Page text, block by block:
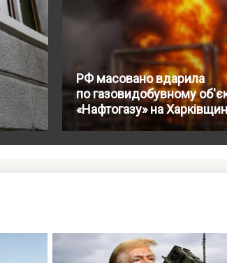
РФ масовано вдарила
по газовидобувному
«Нафтогазу» на